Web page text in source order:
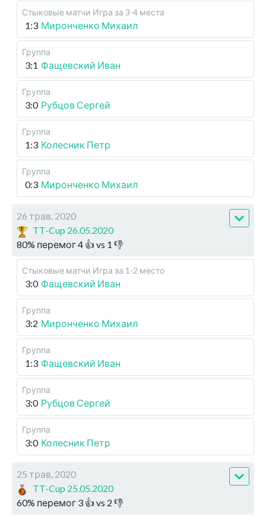
Стыковые матчи Игра за 3-4 места
1:3 Миронченко Михаил
Группа
3:1 Фащевский Иван
Группа
3:0 Рубцов Сергей
Группа
1:3 Колесник Петр
Группа
0:3 Миронченко Михаил
26 трав, 2020
TT-Cup 26.05.2020
80% перемог4 👍 vs 1 👎
Стыковые матчи Игра за 1-2 место
3:0 Фащевский Иван
Группа
3:2 Миронченко Михаил
Группа
1:3 Фащевский Иван
Группа
3:0 Рубцов Сергей
Группа
3:0 Колесник Петр
25 трав, 2020
TT-Cup 25.05.2020
60% перемог 3 👍 vs 2 👎